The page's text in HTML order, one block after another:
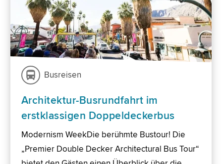
Busreisen
Architektur-Busrundfahrt im
erstklassigen Doppeldeckerbus
Modernism WeekDie berühmte Bustour! Die
„Premier Double Decker Architectural Bus Tour“